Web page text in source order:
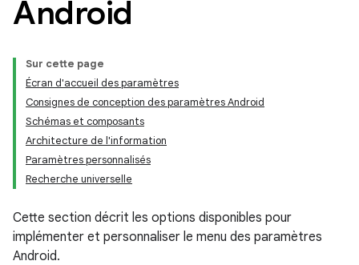
Android
Sur cette page
Écran d'accueil des paramètres
Consignes de conception des paramètres Android
Schémas et composants
Architecture de l'information
Paramètres personnalisés
Recherche universelle
Cette section décrit les options disponibles pour
implémenter et personnaliser le menu des paramètres
Android.